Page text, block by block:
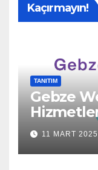
Kaçırmayın!
TANITIM
Gebze
11 MART